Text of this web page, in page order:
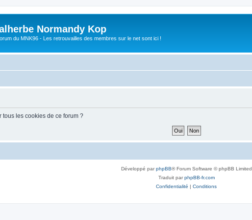
Normandy Kop
du MNK96 - Les retrouvailles des membres sur le net sont ici !
tous les cookies de ce forum ?
Développé parphpBB® Forum Software © phpBB Limited
Traduit parphpBB-fr.com
Confidentialité | Conditions